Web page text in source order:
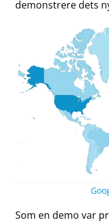
demonstrere dets
Som en demo var